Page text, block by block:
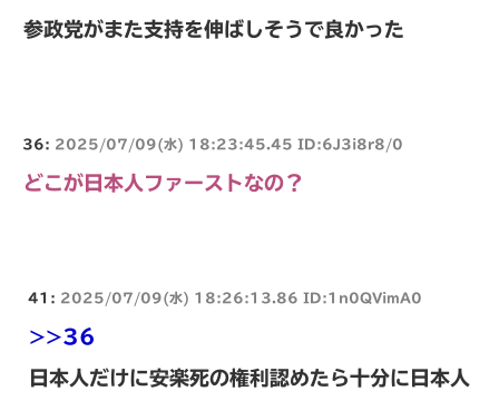
参政党がまた支持を伸ばしそうで良かった
36: 2025/07/09(水) 18:23:45.45 ID:6J3i8r8/0
どこが日本人ファーストなの？
41: 2025/07/09(水) 18:26:13.86 ID:1n0QVimA0
>>36
日本人だけに安楽死の権利認めたら十分に日本人